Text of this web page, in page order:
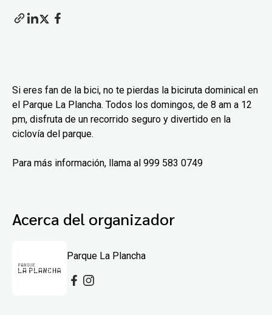
Si eres fan de la bici, no te pierdas la biciruta dominical en
el Parque La Plancha. Todos los domingos, de 8 am a 12
pm, disfruta de un recorrido seguro y divertido en la
ciclovía del parque.
Para más información, llama al 999 583 0749
Acerca del organizador
Parque La Plancha